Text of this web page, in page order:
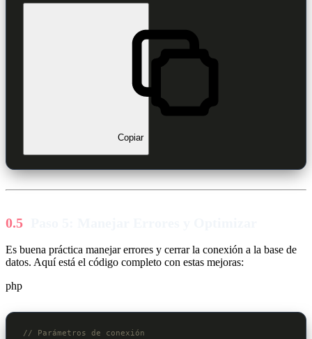
Copiar
Es buena práctica manejar errores y cerrar la conexión a la base de
datos. Aquí está el código completo con estas mejoras:
php
// Parámetros de conexión